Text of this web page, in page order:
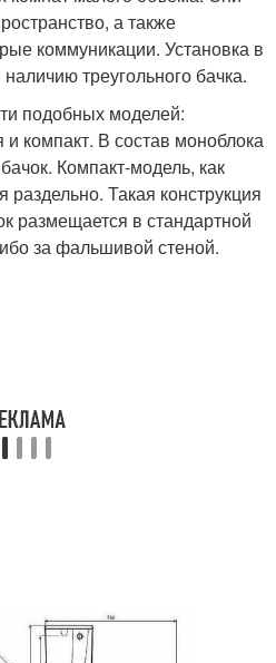
а также
коммуникации. Установка в
треугольного бачка.
подобных моделей:
и компакт. В состав моноблока
Компакт-модель, как
раздельно. Такая конструкция
размещается в стандартной
за фальшивой стеной.